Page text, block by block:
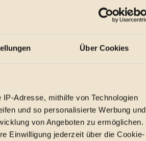
Über Cookies
Adresse, mithilfe von Technologien
und so personalisierte Werbung und
von Angeboten zu ermöglichen.
Einwilligung jederzeit über die Cookie-